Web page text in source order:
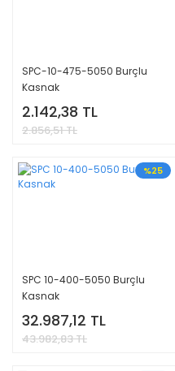
SPC-10-475-5050 Burçlu
Kasnak
2.142,38 TL
2.856,51 TL
%25
SPC 10-400-5050 Burçlu
Kasnak
32.987,12 TL
43.982,83 TL